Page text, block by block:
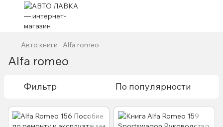
Авто книги Alfa romeo
Alfa romeo
Фильтр По популярности